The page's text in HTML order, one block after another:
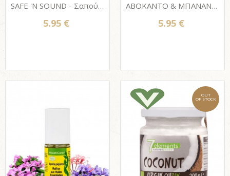
SAFE 'N SOUND - Σαπούνι ελαιολάδου 111elies με Βότανα 100g από
5.95 €
ΑΒΟΚΑΝΤΟ & ΜΠΑΝΑΝΑ Helleo Βιώσιμο Σαπούνι Ελαιολάδου 125g
5.95 €
OUT
OF STOCK